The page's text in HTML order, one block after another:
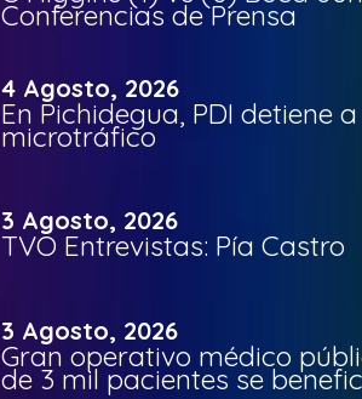
Conferencias de Prensa
4 Agosto, 2026
En Pichidegua, PDI detiene
microtráfico
3 Agosto, 2026
TVO Entrevistas: Pía Castro
3 Agosto, 2026
Gran operativo médico
de 3 mil pacientes se